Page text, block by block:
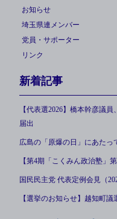
お知らせ
埼玉県連メンバー
党員・サポーター
リンク
新着記事
【代表選2026】橋本幹彦議
届出
広島の「原爆の日」にあたっ
【第4期「こくみん政治塾」
国民民主党 代表定例会見（
【選挙のお知らせ】越知町議